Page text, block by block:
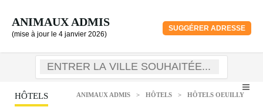
ANIMAUX ADMIS
(mise à jour le 4 janvier 2026)
SUGGÉRER ADRESSE
HÔTELS ANIMAUX ADMIS > HÔTELS > HÔTELS OEUILLY